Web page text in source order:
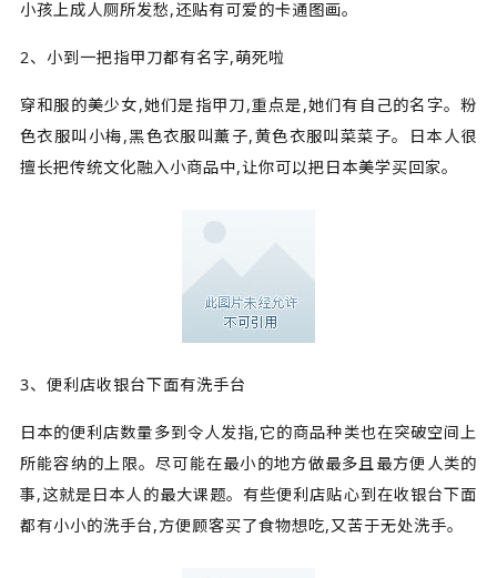
小孩上成人厕所发愁,还贴有可爱的卡通图画。
2、小到一把指甲刀都有名字,萌死啦
穿和服的美少女,她们是指甲刀,重点是,她们有自己的名字。粉
色衣服叫小梅,黑色衣服叫薰子,黄色衣服叫菜菜子。日本人很
擅长把传统文化融入小商品中,让你可以把日本美学买回家。
3、便利店收银台下面有洗手台
日本的便利店数量多到令人发指,它的商品种类也在突破空间上
所能容纳的上限。尽可能在最小的地方做最多且最方便人类的
事,这就是日本人的最大课题。有些便利店贴心到在收银台下面
都有小小的洗手台,方便顾客买了食物想吃,又苦于无处洗手。